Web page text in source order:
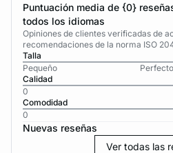
Puntuación media de {0}
todos los idiomas
Opiniones de clientes verificadas de
recomendaciones de la norma ISO
Talla
Pequeño
Perfecto
Calidad
0
Comodidad
0
Nuevas reseñas
Ver todas las